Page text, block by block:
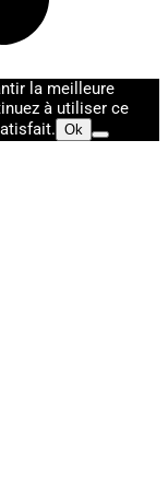
la meilleure
à utiliser ce
Ok